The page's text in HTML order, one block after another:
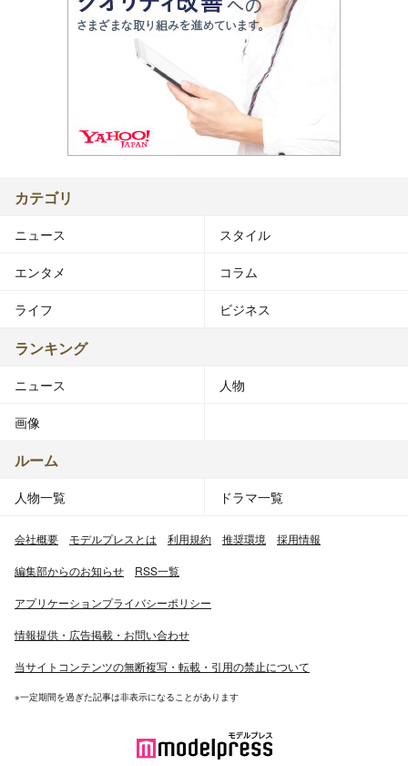
カテゴリ
ニュース スタイル
エンタメ コラム
ライフ ビジネス
ランキング
ニュース 人物
画像
ルーム
人物一覧 ドラマ一覧
会社概要 モデルプレスとは 利用規約 推奨環境 採用情報
編集部からのお知らせ RSS一覧
アプリケーションプライバシーポリシー
情報提供・広告掲載・お問い合わせ
当サイトコンテンツの無断複写・転載・引用の禁止について
※一定期間を過ぎた記事は非表示になることがあります